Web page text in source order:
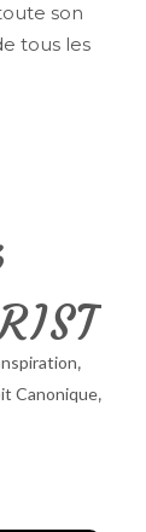
son
tous les
,
Canonique,